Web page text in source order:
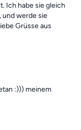
Ich habe sie gleich
und werde sie
Grüsse aus
:))) meinem